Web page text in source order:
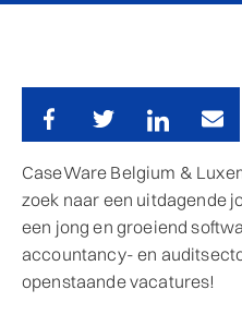
CaseWare Belgium &
zoek naar een uitdagende
een jong en groeiend
accountancy- en
openstaande vacatures!